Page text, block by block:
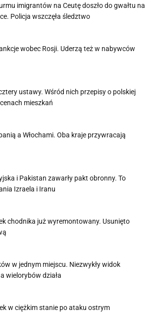
imigrantów na Ceutę doszło do gwałtu na
Policja wszczęła śledztwo
wobec Rosji. Uderzą też w nabywców
ustawy. Wśród nich przepisy o polskiej
mieszkań
a Włochami. Oba kraje przywracają
i Pakistan zawarły pakt obronny. To
Izraela i Iranu
chodnika już wyremontowany. Usunięto
w jednym miejscu. Niezwykły widok
wielorybów działa
w ciężkim stanie po ataku ostrym